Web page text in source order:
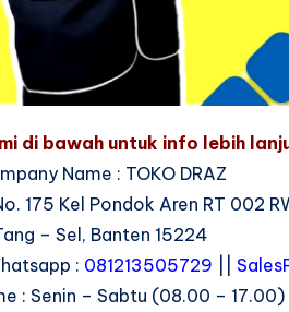
di bawah untuk info lebih
Name : TOKO DRAZ
175 Kel Pondok Aren RT 002
– Sel, Banten 15224
: 081213505729
: Senin – Sabtu (08.00 – 17.00)